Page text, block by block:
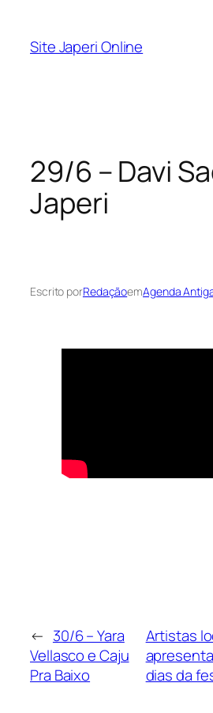
Site Japeri Online
29/6 – Davi
Japeri
Escrito porRedaçãoemAgenda
← 30/6 – Yara
Vellasco e Caju
Pra Baixo
Artistas
dias da